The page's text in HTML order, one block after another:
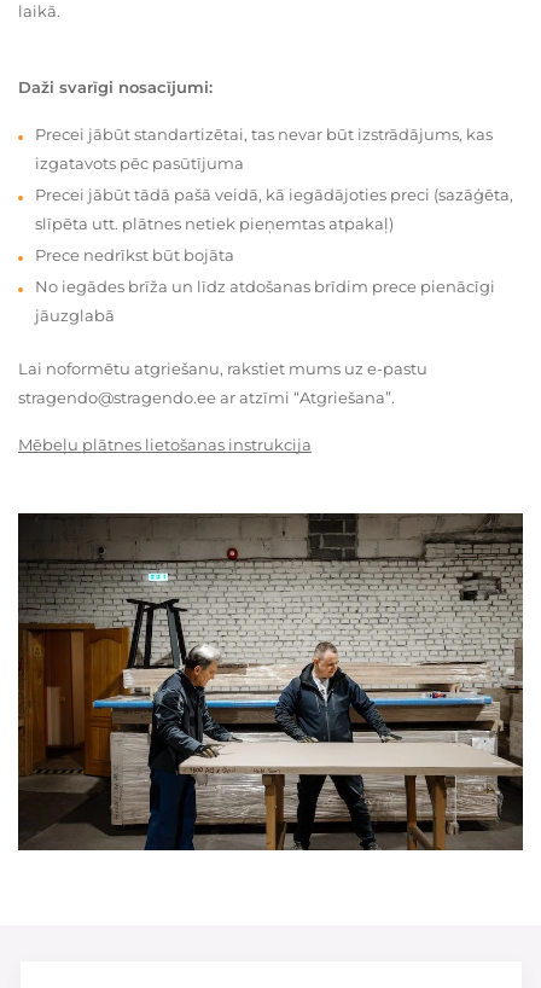
laikā.
Daži svarīgi nosacījumi:
Precei jābūt standartizētai, tas nevar būt izstrādājums, kas
izgatavots pēc pasūtījuma
Precei jābūt tādā pašā veidā, kā iegādājoties preci (sazāģēta,
slīpēta utt. plātnes netiek pieņemtas atpakaļ)
Prece nedrīkst būt bojāta
No iegādes brīža un līdz atdošanas brīdim prece pienācīgi
jāuzglabā
Lai noformētu atgriešanu, rakstiet mums uz e-pastu
stragendo@stragendo.ee ar atzīmi “Atgriešana”.
Mēbeļu plātnes lietošanas instrukcija